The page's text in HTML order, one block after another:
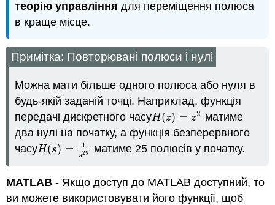
теорію управління для переміщення полюса
в краще місце.
Примітка: Повторювані полюси і нулі
Можна мати більше одного полюса або нуля в
будь-якій заданій точці. Наприклад, функція
передачі дискретного часуH(z) = z2
H(z)= z2
матиме
два нулі на початку, а функція безперервного
часуH(s) = 1
s25
H(s)= 1s 25 матиме 25 полюсів у початку.
MATLAB - Якщо доступ до MATLAB доступний, то
ви можете використовувати його функції, щоб